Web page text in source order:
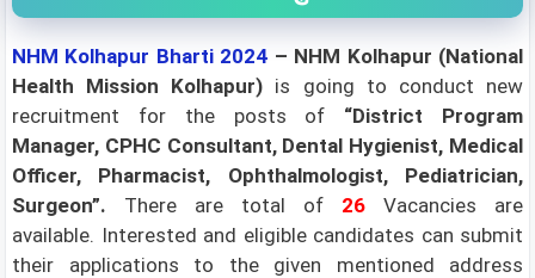
NHM Kolhapur Bharti 2024 – NHM Kolhapur (National
Health Mission Kolhapur) is going to conduct new
recruitment for the posts of “District Program
Manager, CPHC Consultant, Dental Hygienist, Medical
Officer, Pharmacist, Ophthalmologist, Pediatrician,
Surgeon”. There are total of 26 Vacancies are
available. Interested and eligible candidates can submit
their applications to the given mentioned address